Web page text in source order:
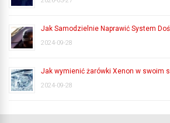
Jak Samodzielnie Naprawić System
2024-09-28
Jak wymienić żarówki Xenon w swoim
2024-09-28